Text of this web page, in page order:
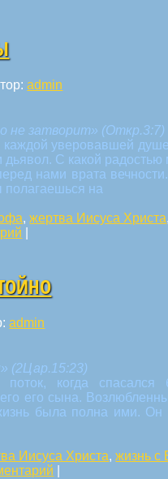
admin
не затворит» (Откр.3:7)
каждой уверовавшей
дьявол. С какой
нами врата
полагаешься на
,жертва Иисуса Христа
admin
(2Цар.15:23)
когда спасался
его сына.
была полна ими.
Иисуса Христа,жизнь с